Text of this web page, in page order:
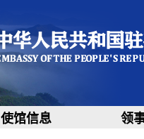
使馆信息 领